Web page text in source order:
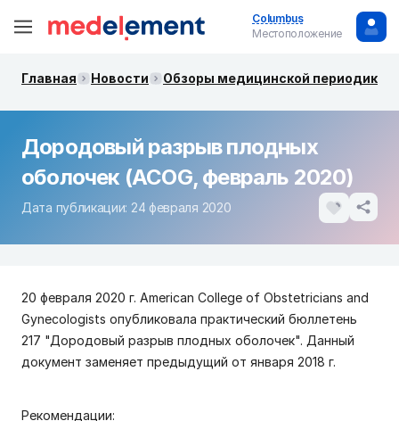
Columbus
Местоположение
Главная Новости Обзоры медицинской периодики.
Дородовый разрыв плодных
оболочек (ACOG, февраль 2020)
Дата публикации: 24 февраля 2020
20 февраля 2020 г. American College of Obstetricians and
Gynecologists опубликовала практический бюллетень
217 "Дородовый разрыв плодных оболочек". Данный
документ заменяет предыдущий от января 2018 г.
Рекомендации: